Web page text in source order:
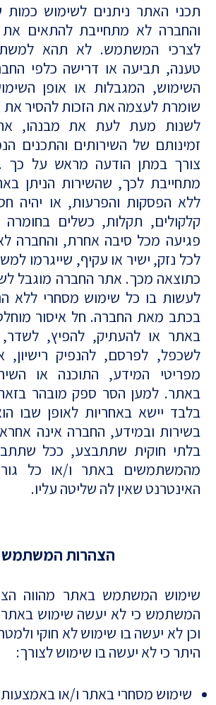
והחברה לא מתחייבת להתאים
לצרכי המשתמש. לא תהא
טענה, תביעה או דרישה כלפי
השימוש, המגבלות או אופן
שומרת לעצמה את הזכות להסיר
לשנות מעת לעת את מבנהו,
זמינותם של השירותים והתכנים
צורך במתן הודעה מראש על כך
מתחייבת לכך, שהשירות הניתן
ללא הפסקות והפרעות, או יהיה
קלקולים, תקלות, כשלים בחומרה
פגיעה מכל סיבה אחרת, והחברה
לכל נזק, ישיר או עקיף, שייגרמו
כתוצאה מכך. אתר החברה מוגבל
לעשות בו כל שימוש מסחרי ללא
בכתב מאת החברה. חל איסור
באתר או להעתיק, להפיץ,
לשכפל, לפרסם, להנפיק רישיון,
מפריטי המידע, התוכנה או
באתר. למען הסר ספק מובהר
בלבד יישא באחריות לאופן שבו
בשירות ובמידע, החברה אינה
בלתי חוקית שתתבצע, ככל
מהמשתמשים באתר ו/או כל
האינטרנט שאין לה שליטה עליו.
הצהרות המשתמש
שימוש המשתמש באתר מהווה
המשתמש כי לא יעשה שימוש באתר
וכן לא יעשה בו שימוש לא חוקי
היתר כי לא יעשה בו שימוש לצורך:
שימוש מסחרי באתר ו/או